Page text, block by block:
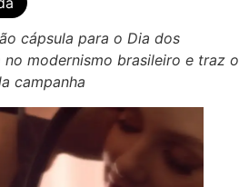
cápsula para o Dia dos
no modernismo brasileiro e traz o
campanha